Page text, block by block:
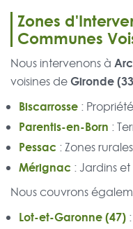
Zones
Communes
Nous intervenons à
voisines deGironde
Biscarrosse :
Parentis-en-Born :
Pessac : Zones
Mérignac : Jardins
Nous couvrons
Lot-et-Garonne (47)